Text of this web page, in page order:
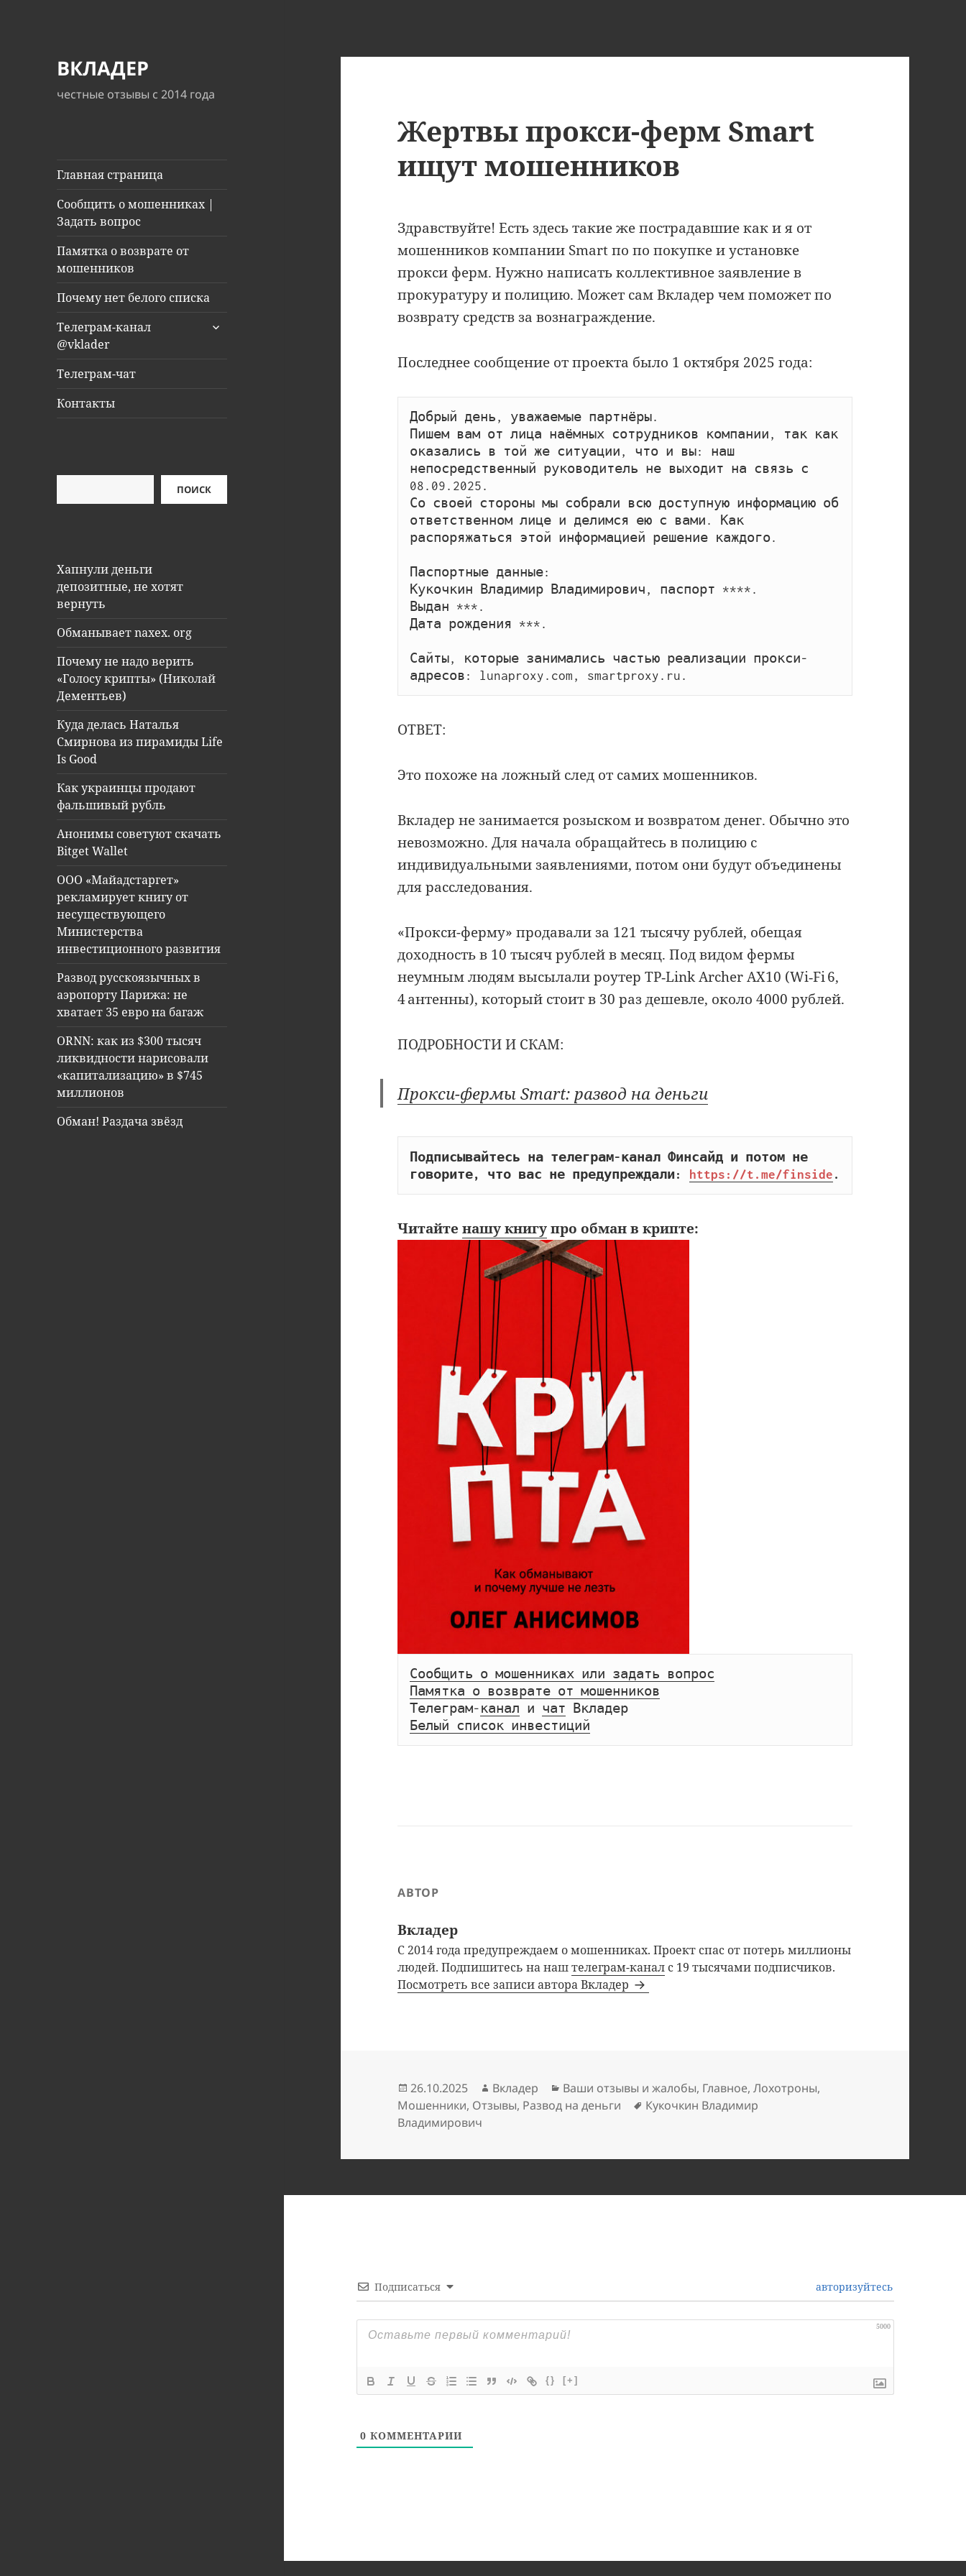
ВКЛАДЕР
честные отзывы с 2014 года
Главная страница
Сообщить о мошенниках |
Задать вопрос
Памятка о возврате от
мошенников
Почему нет белого списка
Телеграм-канал
@vklader
раскрыть
Телеграм-чат
Контакты
ПОИСК
Хапнули деньги
депозитные, не хотят
вернуть
Обманывает naxex. org
Почему не надо верить
«Голосу крипты» (Николай
Дементьев)
Куда делась Наталья
Смирнова из пирамиды Life
Is Good
Как украинцы продают
фальшивый рубль
Анонимы советуют скачать
Bitget Wallet
ООО «Майадстаргет»
рекламирует книгу от
несуществующего
Министерства
инвестиционного развития
Развод русскоязычных в
аэропорту Парижа: не
хватает 35 евро на багаж
ORNN: как из $300 тысяч
ликвидности нарисовали
«капитализацию» в $745
миллионов
Обман! Раздача звёзд
Жертвы прокси-ферм Smart
ищут мошенников
Здравствуйте! Есть здесь такие же пострадавшие как и я от
мошенников компании Smart по по покупке и установке
прокси ферм. Нужно написать коллективное заявление в
прокуратуру и полицию. Может сам Вкладер чем поможет по
возврату средств за вознаграждение.
Последнее сообщение от проекта было 1 октября 2025 года:
Добрый день, уважаемые партнёры.
Пишем вам от лица наёмных сотрудников компании, так как
оказались в той же ситуации, что и вы: наш
непосредственный руководитель не выходит на связь с
08.09.2025.
Со своей стороны мы собрали всю доступную информацию об
ответственном лице и делимся ею с вами. Как
распоряжаться этой информацией решение каждого.
Паспортные данные:
Кукочкин Владимир Владимирович, паспорт ****.
Выдан ***.
Дата рождения ***.
Сайты, которые занимались частью реализации прокси-
адресов: lunaproxy.com, smartproxy.ru.
ОТВЕТ:
Это похоже на ложный след от самих мошенников.
Вкладер не занимается розыском и возвратом денег. Обычно это
невозможно. Для начала обращайтесь в полицию с
индивидуальными заявлениями, потом они будут объединены
для расследования.
«Прокси-ферму» продавали за 121 тысячу рублей, обещая
доходность в 10 тысяч рублей в месяц. Под видом фермы
неумным людям высылали роутер TP‑Link Archer AX10 (Wi‑Fi 6,
4 антенны), который стоит в 30 раз дешевле, около 4000 рублей.
ПОДРОБНОСТИ И СКАМ:
Прокси-фермы Smart: развод на деньги
Подписывайтесь на телеграм-канал Финсайд и потом не
говорите, что вас не предупреждали: https://t.me/finside .
Читайтенашу книгупро обман в крипте:
Сообщить о мошенниках или задать вопрос
Памятка о возврате от мошенников
Телеграм- канал и чат
Вкладер
Белый список инвестиций
АВТОР
Вкладер
С 2014 года предупреждаем о мошенниках. Проект спас от потерь миллионы
людей. Подпишитесь на наштелеграм-канал с 19 тысячами подписчиков.
Посмотреть все записи автора Вкладер
Опубликовано
26.10.2025 Автор
Вкладер Рубрики
Ваши отзывы и жалобы, Главное,Лохотроны,
Мошенники, Отзывы, Развод на деньги Метки
Кукочкин Владимир
Владимирович
Подписаться авторизуйтесь
5000
{} [+]
0 КОММЕНТАРИИ